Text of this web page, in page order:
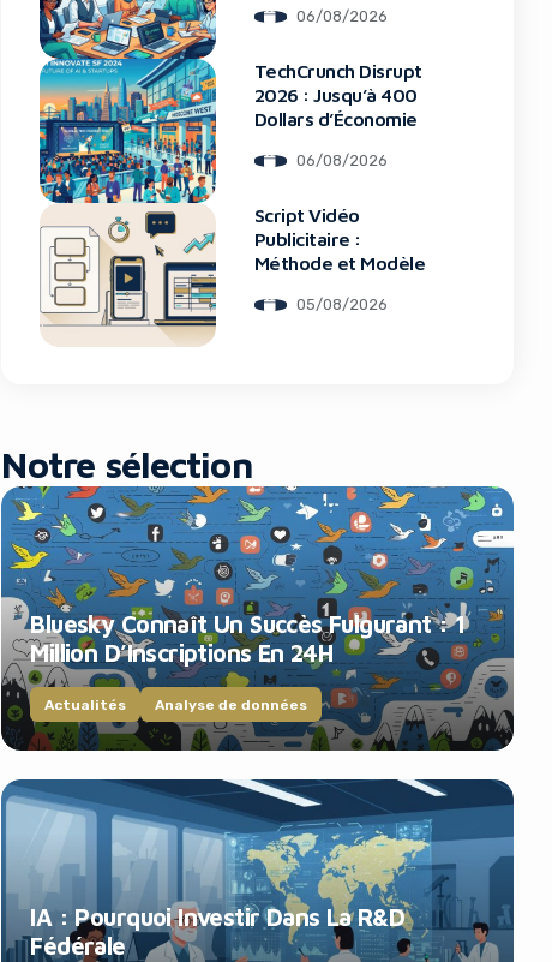
06/08/2026
TechCrunch Disrupt
2026 : Jusqu’à 400
Dollars d’Économie
06/08/2026
Script Vidéo
Publicitaire :
Méthode et Modèle
05/08/2026
Notre sélection
Bluesky Connaît Un Succès Fulgurant : 1
Million D’Inscriptions En 24H
Actualités Analyse de données
IA : Pourquoi Investir Dans La R&D
Fédérale